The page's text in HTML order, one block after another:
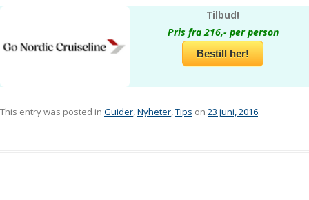
Tilbud!
Pris fra 216,- per person
Bestill her!
This entry was posted in Guider,Nyheter,Tips on 23 juni, 2016.